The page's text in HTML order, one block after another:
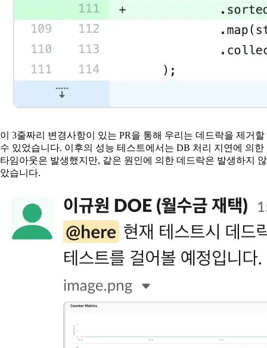
이 3줄짜리 변경사항이 있는 PR을 통해 우리는 데드락을 제거할
수 있었습니다. 이후의 성능 테스트에서는 DB 처리 지연에 의한
타임아웃은 발생했지만, 같은 원인에 의한 데드락은 발생하지 않
았습니다.